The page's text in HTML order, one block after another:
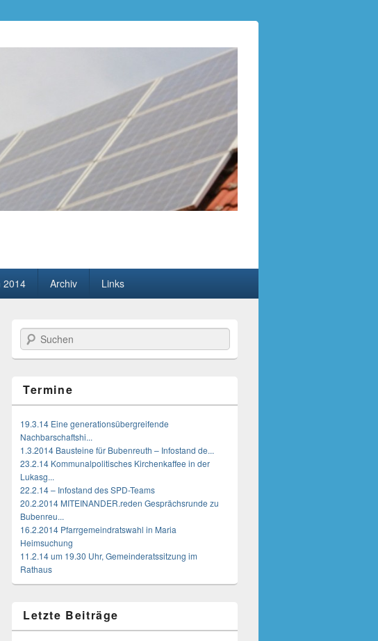
2014 Archiv Links
Suchen
Termine
19.3.14 Eine generationsübergreifende
Nachbarschaftshi...
1.3.2014 Bausteine für Bubenreuth – Infostand de...
23.2.14 Kommunalpolitisches Kirchenkaffee in der
Lukasg...
22.2.14 – Infostand des SPD-Teams
20.2.2014 MITEINANDER.reden Gesprächsrunde zu
Bubenreu...
16.2.2014 Pfarrgemeindratswahl in Maria
Heimsuchung
11.2.14 um 19.30 Uhr, Gemeinderatssitzung im
Rathaus
Letzte Beiträge